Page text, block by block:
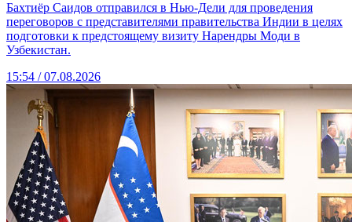
Бахтиёр Саидов отправился в Нью-Дели для проведения
переговоров с представителями правительства Индии в целях
подготовки к предстоящему визиту Нарендры Моди в
Узбекистан.
15:54 / 07.08.2026